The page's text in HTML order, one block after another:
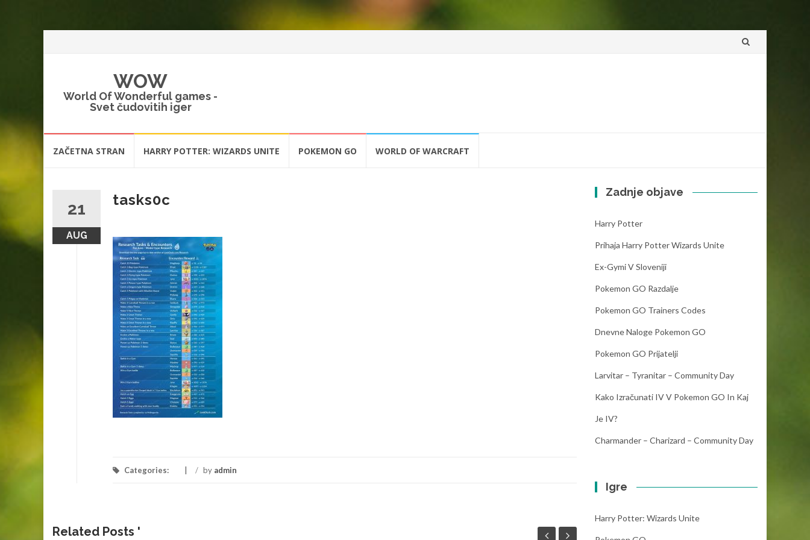
Skip
WOW
World Of Wonderful games -
Svet čudovitih iger
ZAČETNA STRAN HARRY POTTER: WIZARDS UNITE POKEMON GO WORLD OF WARCRAFT
21
AUG
tasks0c
Categories: / by admin
Related Posts '
Zadnje objave
Harry Potter
Prihaja Harry Potter Wizards Unite
Ex-Gymi V Sloveniji
Pokemon GO Razdalje
Pokemon GO Trainers Codes
Dnevne Naloge Pokemon GO
Pokemon GO Prijatelji
Larvitar – Tyranitar – Community Day
Kako Izračunati IV V Pokemon GO In Kaj
Je IV?
Charmander – Charizard – Community Day
Igre
Harry Potter: Wizards Unite